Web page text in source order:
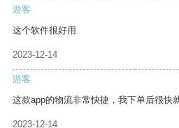
游客
这个软件很好用
2023-12-14
游客
这款app的物流非常快捷，我下单后很快
2023-12-14